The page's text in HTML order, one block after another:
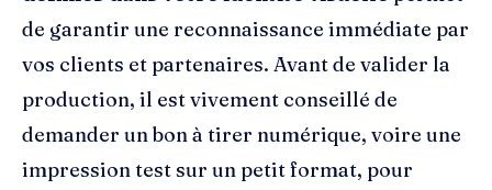
de garantir une reconnaissance immédiate par
vos clients et partenaires. Avant de valider la
production, il est vivement conseillé de
demander un bon à tirer numérique, voire une
impression test sur un petit format, pour